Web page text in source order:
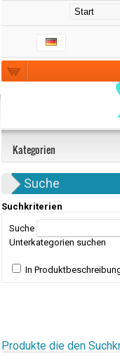
Kategorien
Suche
Suchkriterien
Suche
Unterkategorien suchen
In
Produkte die den